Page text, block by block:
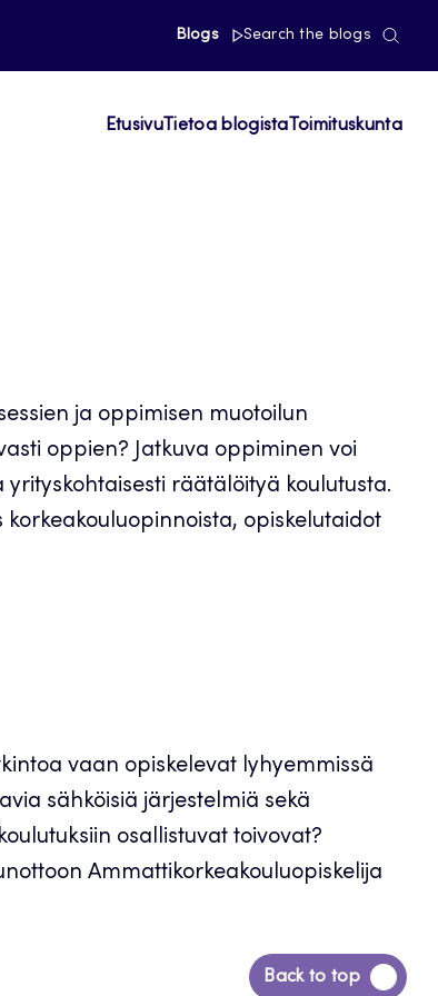
Blogs Search the blogs
Etusivu Tietoa blogista Toimituskunta
ja oppimisen muotoilun
oppien? Jatkuva oppiminen voi
räätälöityä koulutusta.
opiskelutaidot
vaan opiskelevat lyhyemmissä
sähköisiä järjestelmiä sekä
osallistuvat toivovat?
Ammattikorkeakouluopiskelija
Back to top
Siirry